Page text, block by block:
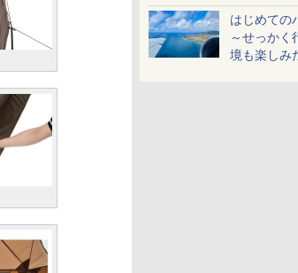
ホとマイナ
はじめての
～せっかく
境も楽しみ